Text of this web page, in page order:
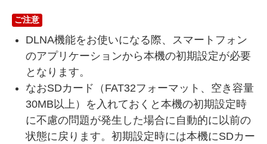
ご注意
DLNA機能をお使いになる際、スマートフォン
のアプリケーションから本機の初期設定が必要
となります。
なおSDカード（FAT32フォーマット、空き容量
30MB以上）を入れておくと本機の初期設定時
に不慮の問題が発生した場合に自動的に以前の
状態に戻ります。初期設定時には本機にSDカー